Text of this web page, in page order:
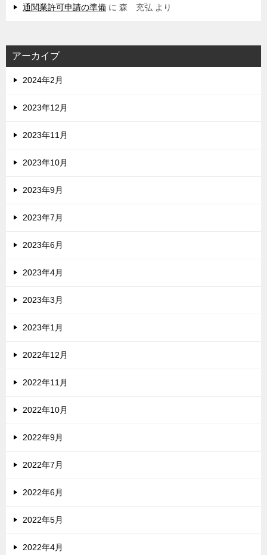
通関業許可申請の準備 に 森 充弘 より
アーカイブ
2024年2月
2023年12月
2023年11月
2023年10月
2023年9月
2023年7月
2023年6月
2023年4月
2023年3月
2023年1月
2022年12月
2022年11月
2022年10月
2022年9月
2022年7月
2022年6月
2022年5月
2022年4月